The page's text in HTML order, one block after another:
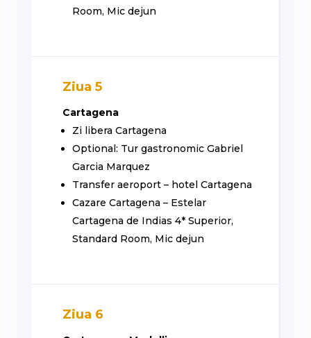
Room, Mic dejun
Ziua 5
Cartagena
Zi libera Cartagena
Optional: Tur gastronomic Gabriel
Garcia Marquez
Transfer aeroport – hotel Cartagena
Cazare Cartagena – Estelar
Cartagena de Indias 4* Superior,
Standard Room, Mic dejun
Ziua 6